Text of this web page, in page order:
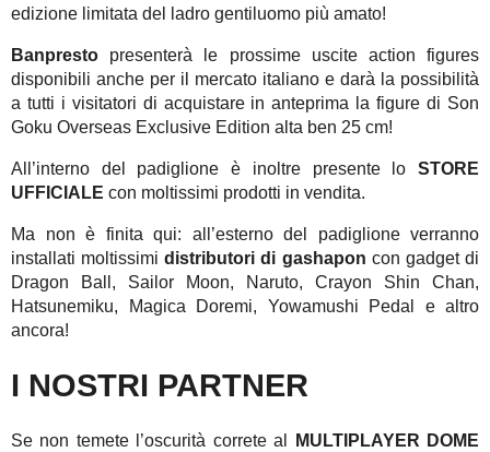
edizione limitata del ladro gentiluomo più amato!
Banpresto presenterà le prossime uscite action figures
disponibili anche per il mercato italiano e darà la possibilità
a tutti i visitatori di acquistare in anteprima la figure di Son
Goku Overseas Exclusive Edition alta ben 25 cm!
All’interno del padiglione è inoltre presente lo STORE
UFFICIALE con moltissimi prodotti in vendita.
Ma non è finita qui: all’esterno del padiglione verranno
installati moltissimidistributori di gashapon con gadget di
Dragon Ball, Sailor Moon, Naruto, Crayon Shin Chan,
Hatsunemiku, Magica Doremi, Yowamushi Pedal e altro
ancora!
I NOSTRI PARTNER
Se non temete l’oscurità correte al
MULTIPLAYER DOME